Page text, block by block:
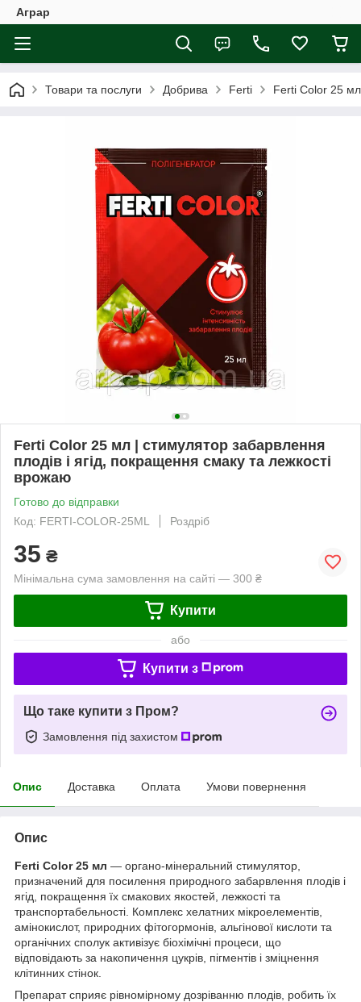
Аграр
Товари та послуги Добрива Ferti Ferti Color 25 мл
Ferti Color 25 мл | стимулятор забарвлення
плодів і ягід, покращення смаку та лежкості
врожаю
Готово до відправки
Код: FERTI-COLOR-25ML
Роздріб
35 ₴
Мінімальна сума замовлення на сайті — 300 ₴
Купити
або
Купити з
Що таке купити з Пром?
Замовлення під захистом
Опис Доставка Оплата Умови повернення
Опис
Ferti Color 25 мл — органо-мінеральний стимулятор,
призначений для посилення природного забарвлення плодів і
ягід, покращення їх смакових якостей, лежкості та
транспортабельності. Комплекс хелатних мікроелементів,
амінокислот, природних фітогормонів, альгінової кислоти та
органічних сполук активізує біохімічні процеси, що
відповідають за накопичення цукрів, пігментів і зміцнення
клітинних стінок.
Препарат сприяє рівномірному дозріванню плодів, робить їх